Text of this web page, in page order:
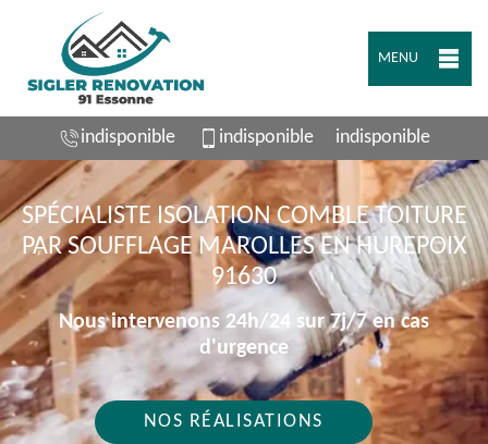
MENU
indisponible indisponible indisponible
SPÉCIALISTE ISOLATION COMBLE TOITURE
PAR SOUFFLAGE MAROLLES EN HUREPOIX
91630
Nous intervenons 24h/24 sur 7j/7 en cas
d'urgence
NOS RÉALISATIONS